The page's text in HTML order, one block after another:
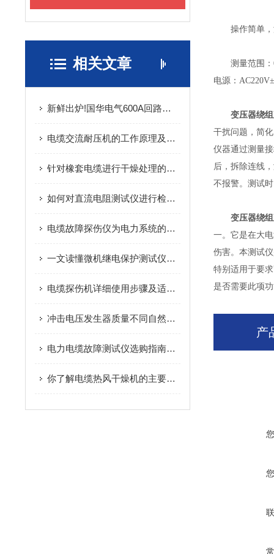
相关文章
新鲜出炉!国华电气600A回路电阻测试仪的简单介绍
电缆交流耐压机的工作原理及技术特点说明
针对橡套电缆进行干燥处理的设备 - 电缆硫化干燥机选购指南
如何对直流电阻测试仪进行检定及误差分析
电缆故障探伤仪为电力系统的稳定运行提供了有力保障
一文读懂微机继电保护测试仪的回路原理
电缆探伤机详细使用步骤及适配技巧
冲击电压发生器质量不同自然价格有很大差异
电力电缆故障测试仪选购指南与性能解析
你了解电缆热风干燥机的主要技术优点吗
操作简单，
测量范围：0
电源：
变压器绕
干扰问题，简
仪器通过测量
后，拆除连线
不报警。测试
变压器绕
一。它是在大
伤害。本测试
特别适用于要
是否需要此项
产